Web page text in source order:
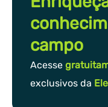
campo
Acesse
exclusivos da